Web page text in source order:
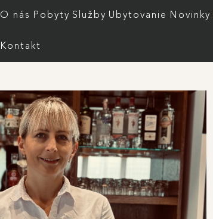
Hlavné menu
O nás Pobyty Služby Ubytovanie Novinky
Kontakt